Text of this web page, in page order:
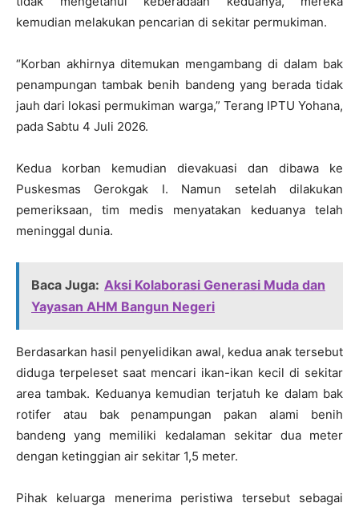
kemudian melakukan pencarian di sekitar permukiman.
“Korban akhirnya ditemukan mengambang di dalam bak
penampungan tambak benih bandeng yang berada tidak
jauh dari lokasi permukiman warga,” Terang IPTU Yohana,
pada Sabtu 4 Juli 2026.
Kedua korban kemudian dievakuasi dan dibawa ke
Puskesmas Gerokgak I. Namun setelah dilakukan
pemeriksaan, tim medis menyatakan keduanya telah
meninggal dunia.
Baca Juga: Aksi Kolaborasi Generasi Muda dan
Yayasan AHM Bangun Negeri
Berdasarkan hasil penyelidikan awal, kedua anak tersebut
diduga terpeleset saat mencari ikan-ikan kecil di sekitar
area tambak. Keduanya kemudian terjatuh ke dalam bak
rotifer atau bak penampungan pakan alami benih
bandeng yang memiliki kedalaman sekitar dua meter
dengan ketinggian air sekitar 1,5 meter.
Pihak keluarga menerima peristiwa tersebut sebagai